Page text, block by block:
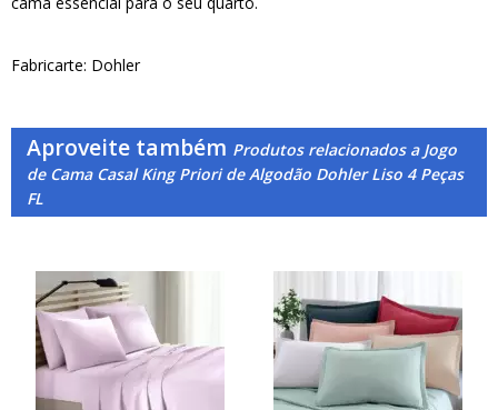
Fabricarte: Dohler
Aproveite também Produtos relacionados a Jogo
de Cama Casal King Priori de Algodão Dohler Liso 4 Peças
FL